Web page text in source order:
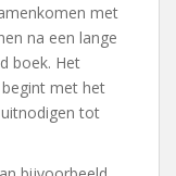
met
na een lange
boek. Het
met het
tot